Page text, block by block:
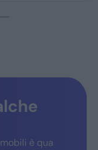
è qua